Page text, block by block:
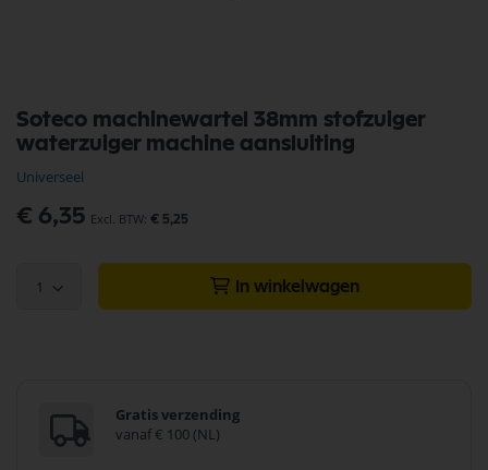
Soteco machinewartel 38mm stofzuiger
waterzuiger machine aansluiting
Universeel
€ 6,35 € 5,25
1 In winkelwagen
Gratis verzending
vanaf € 100 (NL)
naar
het
van
de
afbeeldingen-